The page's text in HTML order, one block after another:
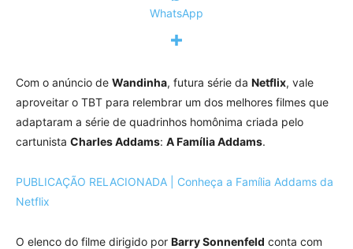
WhatsApp
Com o anúncio de Wandinha, futura série da Netflix, vale
aproveitar o TBT para relembrar um dos melhores filmes que
adaptaram a série de quadrinhos homônima criada pelo
cartunista Charles Addams: A Família Addams.
PUBLICAÇÃO RELACIONADA | Conheça a Família Addams da
Netflix
O elenco do filme dirigido por Barry Sonnenfeld conta com